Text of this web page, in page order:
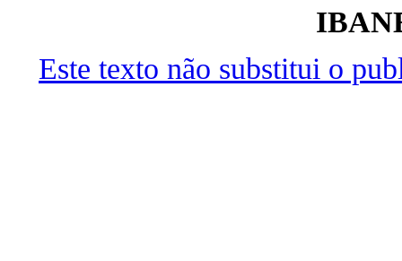
Este texto não substitui o